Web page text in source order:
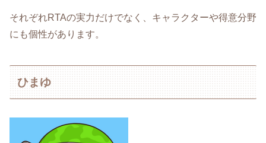
それぞれRTAの実力だけでなく、キャラクターや得意分野
にも個性があります。
ひまゆ